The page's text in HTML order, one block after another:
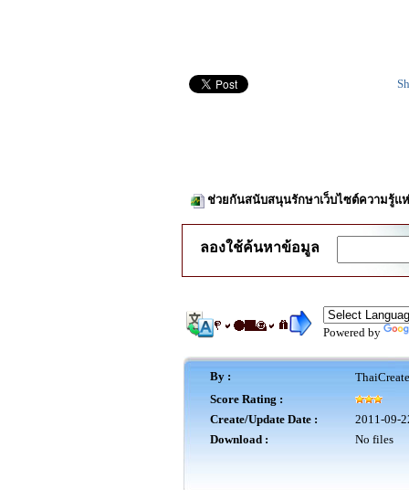
ช่วยกันสนับสนุนรักษาเว็บไซต์ความรู้แ
ลองใช้ค้นหาข้อมูล
Powered by
By :
Score Rating :
Create/Update Date :
2011-09-
Download :
No files